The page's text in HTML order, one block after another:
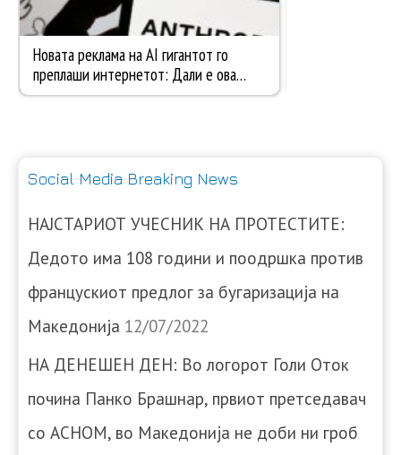
Social Media Breaking News
НАЈСТАРИОТ УЧЕСНИК НА ПРОТЕСТИТЕ:
Дедото има 108 години и поодршка против
францускиот предлог за бугаризација на
Македонија 12/07/2022
НА ДЕНЕШЕН ДЕН: Во логорот Голи Оток
почина Панко Брашнар, првиот претседавач
со АСНОМ, во Македонија не доби ни гроб